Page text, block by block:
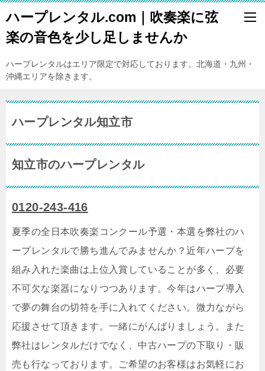
ハープレンタル.com｜吹奏楽に弦
楽の音色を少し足しませんか
ハープレンタルはエリア限定で対応しております。北海道・九州・
沖縄エリアを除きます。
ハープレンタル知立市
知立市のハープレンタル
0120-243-416
夏季の全日本吹奏楽コンクール予選・本選を弊社のハ
ープレンタルで勝ち進んでみませんか？近年ハープを
組み入れた楽曲は上位入賞していることが多く、必要
不可欠な楽器になりつつあります。今年はハープ導入
で夢の舞台の切符を手に入れてください。微力ながら
応援させて頂きます。一緒にがんばりましょう。また
弊社はレンタルだけでなく、中古ハープの下取り・販
売も行なっております。ご希望のお客様はお気軽にお